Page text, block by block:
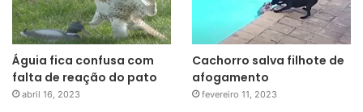
Águia fica confusa com
falta de reação do pato
abril 16, 2023
Cachorro salva filhote de
afogamento
fevereiro 11, 2023